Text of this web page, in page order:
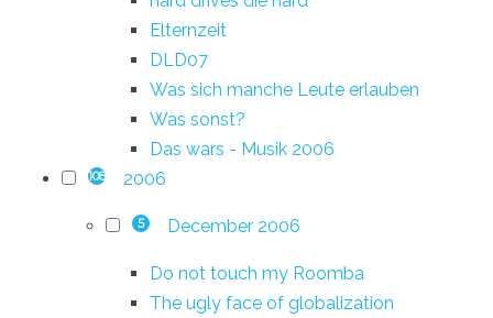
Elternzeit
DLD07
Was sich manche Leute erlauben
Was sonst?
Das wars - Musik 2006
108 2006
5 December 2006
Do not touch my Roomba
The ugly face of globalization